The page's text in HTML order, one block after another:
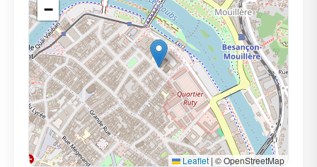
−
Leaflet | © OpenStreetMap